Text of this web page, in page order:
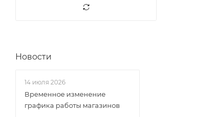
Фотон 1128 (S120)
Фотон 1151
Фотон 1186
Фотон 1241
Бендикс стартера
Блок управления
Болт ГБЦ
Новости
14 июля 2026
Временное изменение
графика работы магазинов